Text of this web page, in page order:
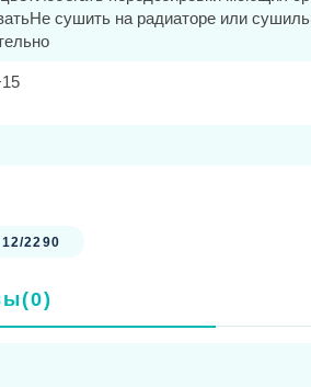
сушить на радиаторе или
2290